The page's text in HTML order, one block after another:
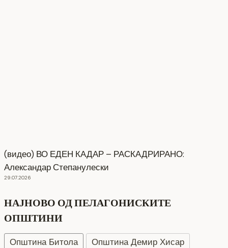
(видео) ВО ЕДЕН КАДАР – РАСКАДРИРАНО:
Александар Степанулески
29.07.2026
НАЈНОВО ОД ПЕЛАГОНИСКИТЕ
ОПШТИНИ
Општина Битола
Општина Демир Хисар